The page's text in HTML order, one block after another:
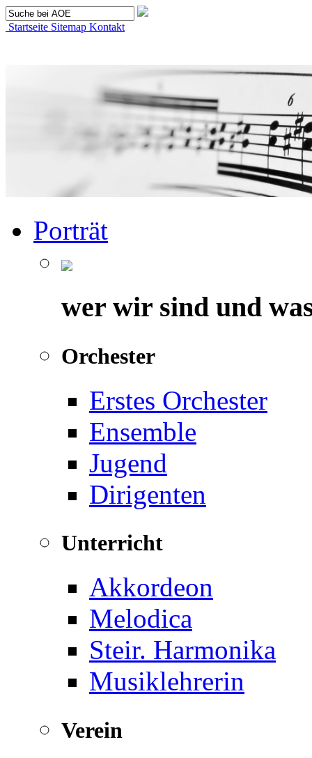
Startseite Sitemap Kontakt
Porträt
wer wir sind und
Orchester
Erstes Orchester
Ensemble
Jugend
Dirigenten
Unterricht
Akkordeon
Melodica
Steir. Harmonika
Musiklehrerin
Verein